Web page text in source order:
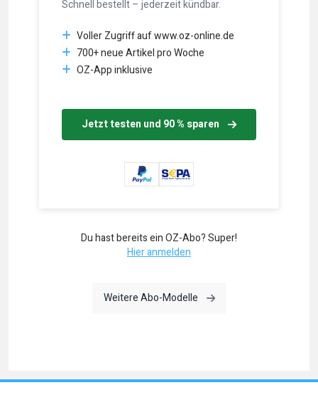
Schnell bestellt – jederzeit kündbar.
Voller Zugriff auf www.oz-online.de
700+ neue Artikel pro Woche
OZ-App inklusive
Jetzt testen und 90 % sparen
Du hast bereits ein OZ-Abo? Super!
Hier anmelden
Weitere Abo-Modelle